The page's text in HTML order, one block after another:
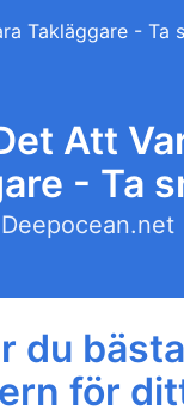
Takläggare - Ta
Att
- Ta
du bästa
för